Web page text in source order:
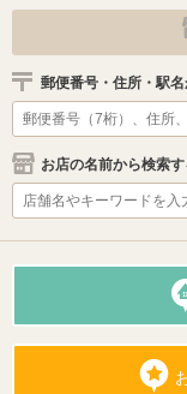
郵便番号・住所・駅
お店の名前から検索す